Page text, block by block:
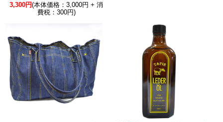
3,300円(本体価格：3,000円 + 消
費税：300円)